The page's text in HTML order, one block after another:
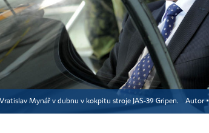
Mynář v dubnu v kokpitu stroje JAS-39 Gripen. Autor ▪